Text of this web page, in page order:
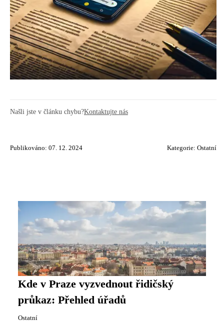
Našli jste v článku chybu?Kontaktujte nás
Publikováno: 07. 12. 2024 Kategorie: Ostatní
Kde v Praze vyzvednout řidičský
průkaz: Přehled úřadů
Ostatní